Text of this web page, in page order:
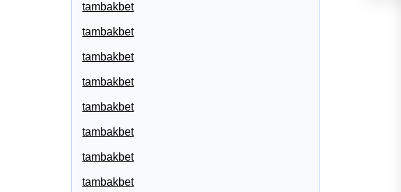
tambakbet
tambakbet
tambakbet
tambakbet
tambakbet
tambakbet
tambakbet
tambakbet